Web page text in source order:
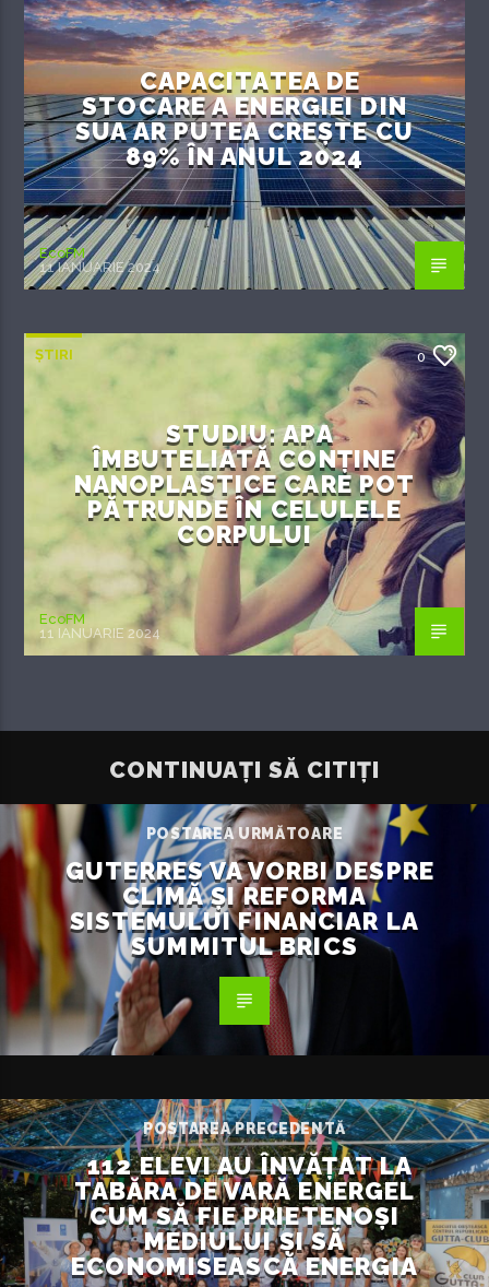
CAPACITATEA DE
STOCARE A ENERGIEI DIN
SUA AR PUTEA CREȘTE CU
89% ÎN ANUL 2024
EcoFM
11 IANUARIE 2024
ȘTIRI 0
STUDIU: APA
ÎMBUTELIATĂ CONȚINE
NANOPLASTICE CARE POT
PĂTRUNDE ÎN CELULELE
CORPULUI
EcoFM
11 IANUARIE 2024
CONTINUAȚI SĂ CITIȚI
POSTAREA URMĂTOARE
GUTERRES VA VORBI DESPRE
CLIMĂ ȘI REFORMA
SISTEMULUI FINANCIAR LA
SUMMITUL BRICS
POSTAREA PRECEDENTĂ
112 ELEVI AU ÎNVĂȚAT LA
TABĂRA DE VARĂ ENERGEL
CUM SĂ FIE PRIETENOȘI
MEDIULUI ȘI SĂ
ECONOMISEASCĂ ENERGIA